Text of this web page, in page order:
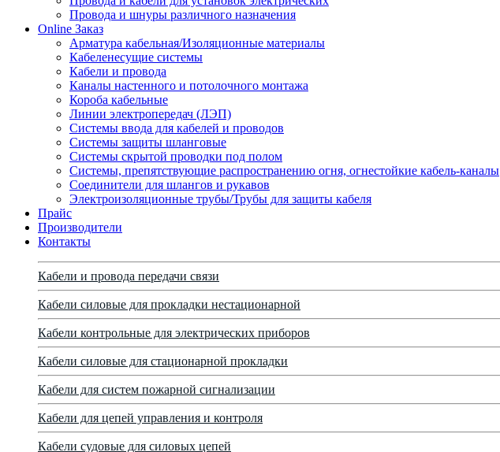
Провода и шнуры различного назначения
Online Заказ
Арматура кабельная/Изоляционные материалы
Кабеленесущие системы
Кабели и провода
Каналы настенного и потолочного монтажа
Короба кабельные
Линии электропередач (ЛЭП)
Системы ввода для кабелей и проводов
Системы защиты шланговые
Системы скрытой проводки под полом
Системы, препятствующие распространению огня, огнестойкие кабель-каналы
Соединители для шлангов и рукавов
Электроизоляционные трубы/Трубы для защиты кабеля
Прайс
Производители
Контакты
Кабели и провода передачи связи
Кабели силовые для прокладки нестационарной
Кабели контрольные для электрических приборов
Кабели силовые для стационарной прокладки
Кабели для систем пожарной сигнализации
Кабели для цепей управления и контроля
Кабели судовые для силовых цепей